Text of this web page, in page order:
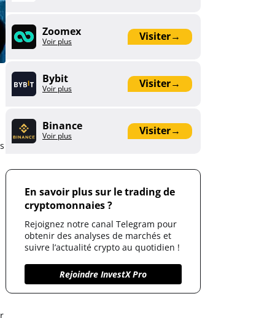
Zoomex Visiter→
Voir plus
Bybit Visiter→
Voir plus
Binance Visiter→
Voir plus
En savoir plus sur le trading de
cryptomonnaies ?
Rejoignez notre canal Telegram pour
obtenir des analyses de marchés et
suivre l’actualité crypto au quotidien !
Rejoindre InvestX Pro